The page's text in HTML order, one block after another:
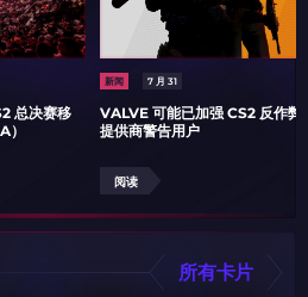
总决赛移
新闻 7 月 31
VALVE 可能已加强 CS2 反作弊
提供商警告用户
阅读
所有卡片